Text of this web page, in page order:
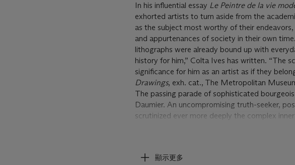
In his influential essay Le Peintre de la vie
exhorted artists to turn aside from the
as the subject most worthy of their
and appurtenances of society in their own
lithographs were already bound up with
history for him,” Colta Ives has written. “The
significance for him as an artist as if they
Drawings, exh. cat., The Metropolitan
The passing parade of sophisticated
Daumier. An uncompromising truth-seeker,
scrutinized ever more deeply the complex
Justice was harsh and often unfair; foremost
顯示更多